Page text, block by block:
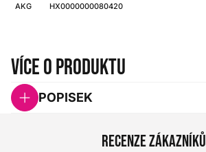
AKG
HX0000000080420
Více o produktu
POPISEK
Recenze zákazníků